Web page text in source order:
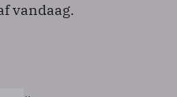
vandaag.